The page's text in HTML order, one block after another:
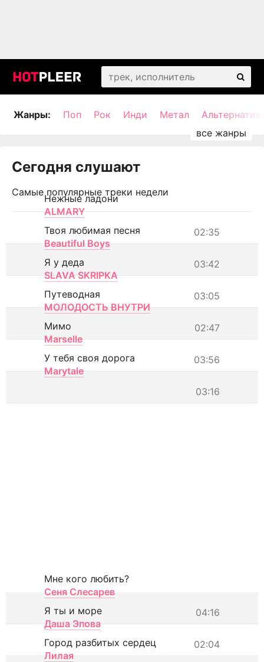
Жанры: Поп Рок Инди Метал
Сегодня слушают
Самые популярные треки недели
Нежные ладони
ALMARY
02:35
Твоя любимая песня
Beautiful Boys
03:42
Я у деда
SLAVA SKRIPKA
03:05
Путеводная
МОЛОДОСТЬ ВНУТРИ
02:47
Мимо
Marselle
03:56
У тебя своя дорога
Marytale
03:16
Мне кого любить?
Сеня Слесарев
04:16
Я ты и море
Даша Эпова
02:04
Город разбитых сердец
Лилая